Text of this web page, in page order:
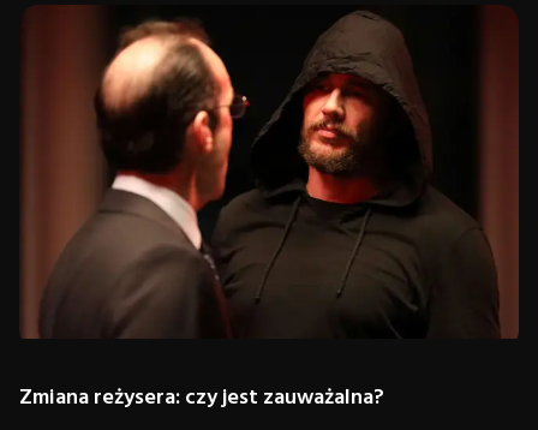
Zmiana reżysera: czy jest zauważalna?